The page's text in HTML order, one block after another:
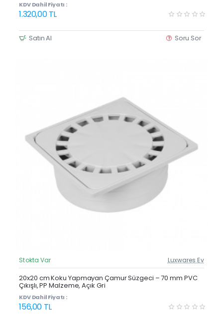
KDV Dahil Fiyatı :
1.320,00 TL
Satın Al Soru Sor
Güncel Fiyat
Yeni Ürün
Stokta Var Luxwares Ev
20x20 cm Koku Yapmayan Çamur Süzgeci – 70 mm PVC
Çıkışlı, PP Malzeme, Açık Gri
KDV Dahil Fiyatı :
156,00 TL